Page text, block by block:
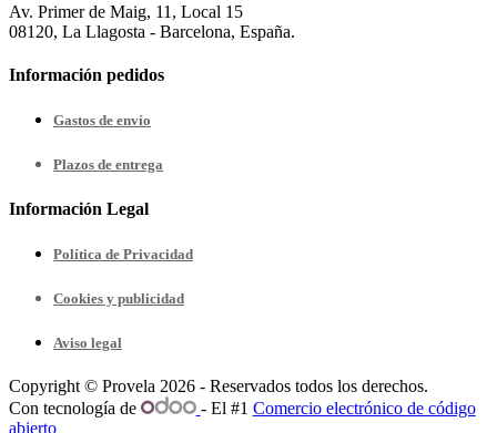
Av. Primer de Maig, 11, Local 15
08120, La Llagosta - Barcelona, España.
Información pedidos
Gastos de envío
Plazos de entrega
Información Legal
Política de Privacidad
Cookies y publicidad
Aviso legal
Copyright © Provela 2026 - Reservados todos los derechos.
Con tecnología de
- El #1 Comercio electrónico de código
abierto